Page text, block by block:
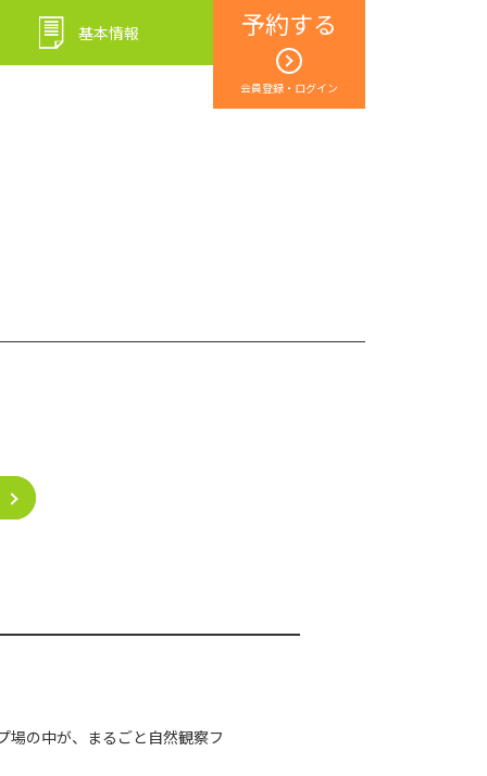
予約する
会員登録・ログイン
基本情報
場の中が、まるごと自然観察フ